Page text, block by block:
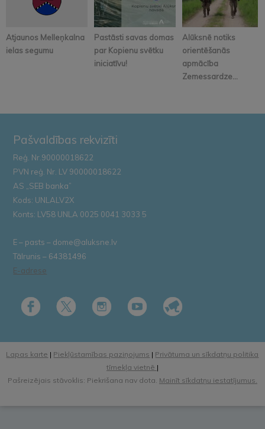
Atjaunos Melleņkalna
ielas segumu
Pastāsti savas domas
par Kopienu svētku
iniciatīvu!
Alūksnē notiks
orientēšanās
apmācība
Zemessardze...
Pašvaldības rekvizīti
Reģ. Nr.90000018622
PVN reģ. Nr. LV 90000018622
AS „SEB banka”
Kods: UNLALV2X
Konts: LV58 UNLA 0025 0041 3033 5
E – pasts – dome@aluksne.lv
Tālrunis – 64381496
E-adrese
Lapas karte | Piekļūstamības paziņojums | Privātuma un sīkdatņu politika
tīmekļa vietnē |
Pašreizējais stāvoklis: Piekrišana nav dota. Mainīt sīkdatņu iestatījumus.